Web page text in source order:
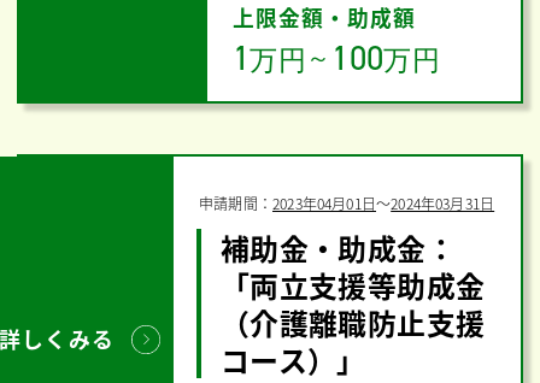
上限金額・助成額
1万円 ～ 100万円
詳しくみる
申請期間：2023年04月01日〜2024年03月31日
補助金・助成金：
「両立支援等助成金
（介護離職防止支援
コース）」